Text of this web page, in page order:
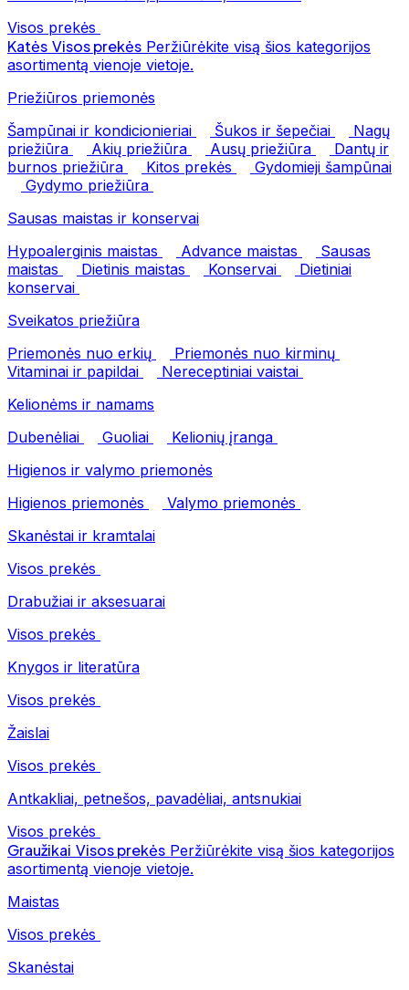
Visos prekės
Katės Visos prekės Peržiūrėkite visą šios kategorijos
asortimentą vienoje vietoje.
Priežiūros priemonės
Šampūnai ir kondicionieriai
Šukos ir šepečiai
Nagų
priežiūra
Akių priežiūra Ausų priežiūra
Dantų ir
burnos priežiūra
Kitos prekės
Gydomieji šampūnai
Gydymo priežiūra
Sausas maistas ir konservai
Hypoalerginis maistas
Advance maistas
Sausas
maistas
Dietinis maistas Konservai
Dietiniai
konservai
Sveikatos priežiūra
Priemonės nuo erkių
Priemonės nuo kirminų
Vitaminai ir papildai
Nereceptiniai vaistai
Kelionėms ir namams
Dubenėliai
Guoliai
Kelionių įranga
Higienos ir valymo priemonės
Higienos priemonės
Valymo priemonės
Skanėstai ir kramtalai
Visos prekės
Drabužiai ir aksesuarai
Visos prekės
Knygos ir literatūra
Visos prekės
Žaislai
Visos prekės
Antkakliai, petnešos, pavadėliai, antsnukiai
Visos prekės
Graužikai Visos prekės Peržiūrėkite visą šios kategorijos
asortimentą vienoje vietoje.
Maistas
Visos prekės
Skanėstai